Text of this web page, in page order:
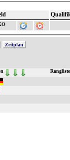
Zeitplan
Rangliste